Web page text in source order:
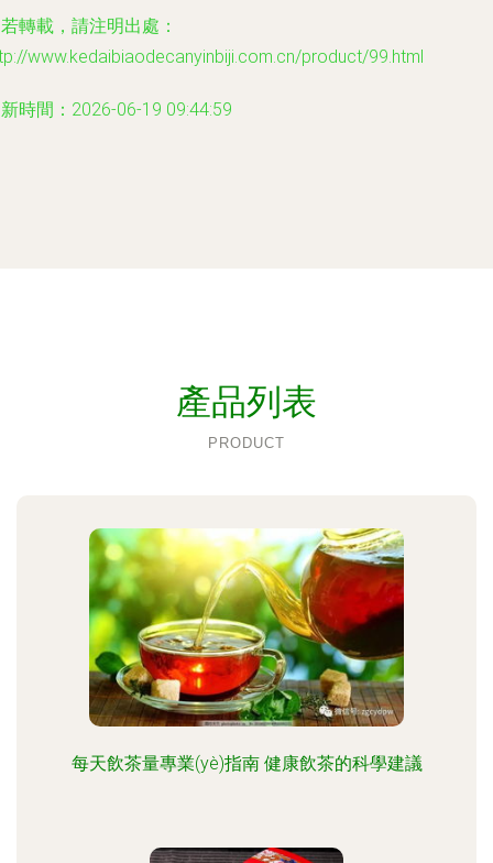
轉載，請注明出處：
www.kedaibiaodecanyinbiji.com.cn/product/99.html
時間：2026-06-19 09:44:59
產品列表
PRODUCT
每天飲茶量專業(yè)指南 健康飲茶的科學建議